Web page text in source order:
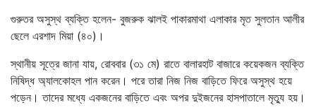
গুরুতর অসুস্থ ব্যক্তি হলেন- বুজরুক ঝালই পাকারমাথা এলাকার মৃত সুলতান আলীর
ছেলে এরশাদ মিয়া (৪০)।
স্থানীয় সূত্রে জানা যায়, রোববার (৩১ মে) রাতে বালারহাট বাজারে কয়েকজন ব্যক্তি
নিষিদ্ধ অ্যালকোহল পান করেন। পরে তারা নিজ নিজ বাড়িতে ফিরে অসুস্থ হয়ে
পড়েন। তাদের মধ্যে একজনের বাড়িতে এবং অপর দুইজনের হাসপাতালে মৃত্যু হয়।